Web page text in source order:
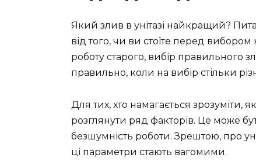
Який злив в унітазі найкращий?
від того, чи ви стоїте перед вибором
роботу старого, вибір правильного
правильно, коли на вибір стільки
Для тих, хто намагається зрозуміти,
розглянути ряд факторів. Це може
безшумність роботи. Зрештою, про
ці параметри стають вагомими.